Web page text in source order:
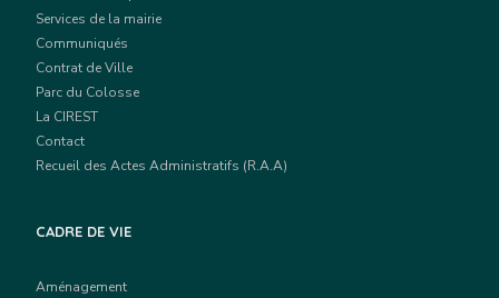
Services de la mairie
Communiqués
Contrat de Ville
Parc du Colosse
La CIREST
Contact
Recueil des Actes Administratifs (R.A.A)
CADRE DE VIE
Aménagement